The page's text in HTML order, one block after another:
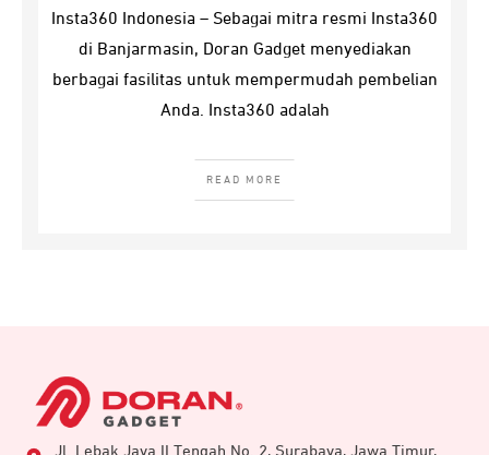
Insta360 Indonesia – Sebagai mitra resmi Insta360
di Banjarmasin, Doran Gadget menyediakan
berbagai fasilitas untuk mempermudah pembelian
Anda. Insta360 adalah
READ MORE
Jl. Lebak Jaya II Tengah No. 2, Surabaya, Jawa Timur,